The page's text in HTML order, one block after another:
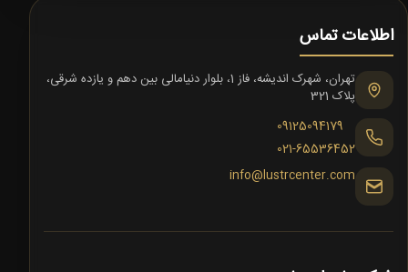
اطلاعات تماس
تهران، شهرک اندیشه، فاز 1، بلوار دنیامالی بین دهم و یازده شرقی،
پلاک 321
09125094179
021-65536452
info@lustrcenter.com